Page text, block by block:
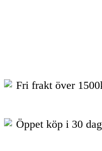
Fri frakt över
Öppet köp i 30